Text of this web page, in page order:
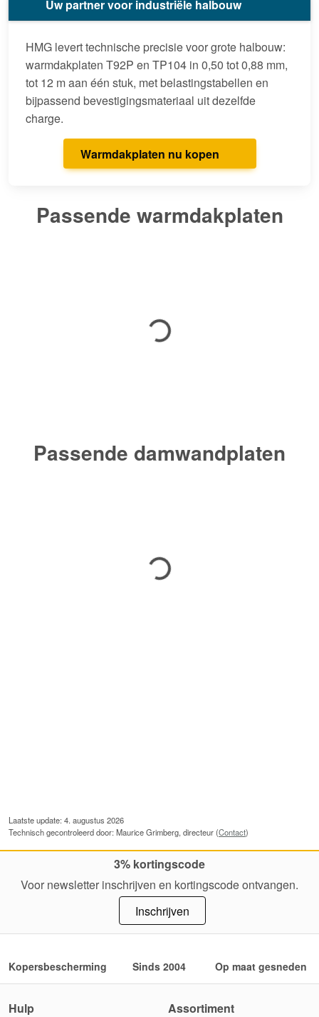
Uw partner voor industriële halbouw
HMG levert technische precisie voor grote halbouw:
warmdakplaten T92P en TP104 in 0,50 tot 0,88 mm,
tot 12 m aan één stuk, met belastingstabellen en
bijpassend bevestigingsmateriaal uit dezelfde
charge.
Warmdakplaten nu kopen
Passende warmdakplaten
Passende damwandplaten
Laatste update: 4. augustus 2026
Technisch gecontroleerd door: Maurice Grimberg, directeur (Contact)
3% kortingscode
Voor newsletter inschrijven en kortingscode ontvangen.
Inschrijven
Kopersbescherming Sinds 2004 Op maat gesneden
Hulp
Assortiment